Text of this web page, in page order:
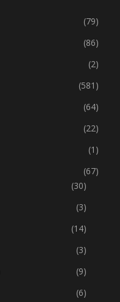
(79)
(86)
(2)
(581)
(64)
(22)
(1)
(67)
(30)
(3)
(14)
(3)
(9)
(6)